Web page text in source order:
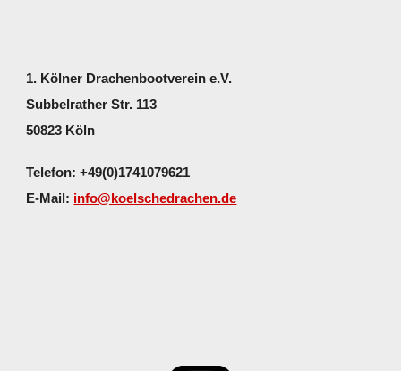
1. Kölner Drachenbootverein e.V.
Subbelrather Str. 113
50823 Köln
Telefon: +49(0)1741079621
E-Mail: info@koelschedrachen.de